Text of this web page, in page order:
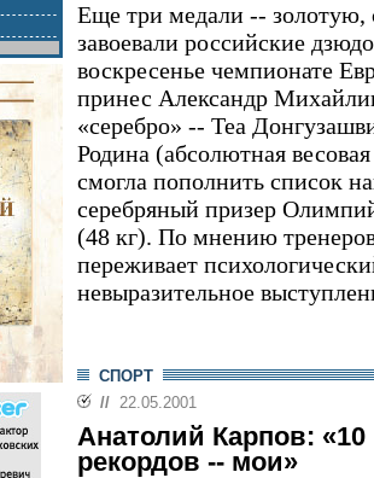
Еще три медали -- золотую,
завоевали российские
воскресенье чемпионате
принес Александр
«серебро» -- Теа
Родина (абсолютная
смогла пополнить список
серебряный призер
(48 кг). По мнению
переживает
невыразительное
СПОРТ
// 22.05.2001
Анатолий Карпов:
рекордов -- мои»